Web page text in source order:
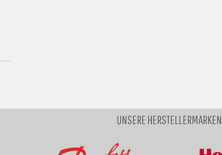
UNSERE HERSTELLERMARKEN